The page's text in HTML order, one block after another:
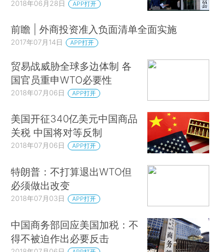
2018年06月28日 APP打开
前瞻 | 外商投资准入负面清单全面实施
2017年07月14日 APP打开
贸易战威胁全球多边体制 各
国官员重申WTO必要性
2018年07月06日 APP打开
美国开征340亿美元中国商品
关税 中国将对等反制
2018年07月06日 APP打开
特朗普：不打算退出WTO但
必须做出改变
2018年07月03日 APP打开
中国商务部回应美国加税：不
得不被迫作出必要反击